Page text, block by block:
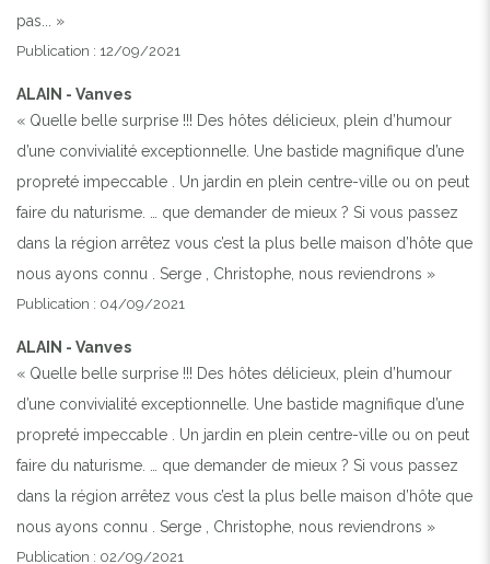
pas... »
Publication : 12/09/2021
ALAIN - Vanves
« Quelle belle surprise !!! Des hôtes délicieux, plein d’humour
d’une convivialité exceptionnelle. Une bastide magnifique d’une
propreté impeccable . Un jardin en plein centre-ville ou on peut
faire du naturisme. … que demander de mieux ? Si vous passez
dans la région arrêtez vous c’est la plus belle maison d’hôte que
nous ayons connu . Serge , Christophe, nous reviendrons »
Publication : 04/09/2021
ALAIN - Vanves
« Quelle belle surprise !!! Des hôtes délicieux, plein d’humour
d’une convivialité exceptionnelle. Une bastide magnifique d’une
propreté impeccable . Un jardin en plein centre-ville ou on peut
faire du naturisme. … que demander de mieux ? Si vous passez
dans la région arrêtez vous c’est la plus belle maison d’hôte que
nous ayons connu . Serge , Christophe, nous reviendrons »
Publication : 02/09/2021